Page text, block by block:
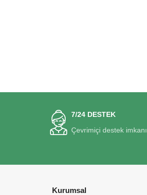
7/24 DESTEK
Çevrimiçi destek imkanı.
Kurumsal